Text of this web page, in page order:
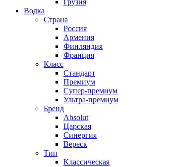
Водка
Страна
Россия
Армения
Финляндия
Франция
Класс
Стандарт
Премиум
Супер-премиум
Ультра-премиум
Бренд
Absolut
Царская
Синергия
Вереск
Тип
Классическая